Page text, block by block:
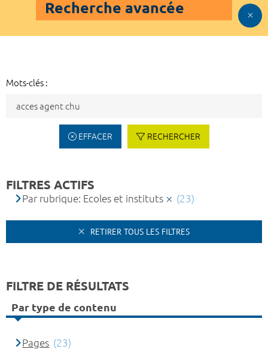
Recherche avancée
Mots-clés :
EFFACER RECHERCHER
FILTRES ACTIFS
Par rubrique: Ecoles et instituts (23)
RETIRER TOUS LES FILTRES
FILTRE DE RÉSULTATS
Par type de contenu
Pages (23)